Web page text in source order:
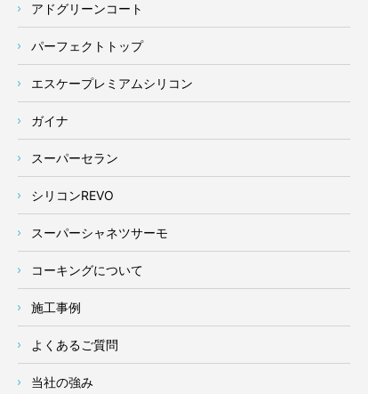
アドグリーンコート
パーフェクトトップ
エスケープレミアムシリコン
ガイナ
スーパーセラン
シリコンREVO
スーパーシャネツサーモ
コーキングについて
施工事例
よくあるご質問
当社の強み